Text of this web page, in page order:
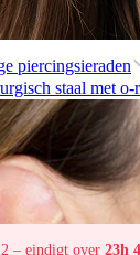
piercingsieraden
staal met o-
– eindigt over 23h